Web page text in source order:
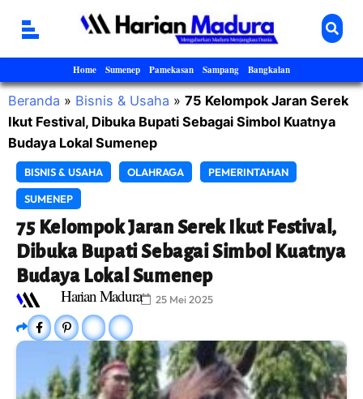
Home Sumenep Pamekasan Sampang Bangkalan
Beranda » Bisnis & Usaha » 75 Kelompok Jaran Serek
Ikut Festival, Dibuka Bupati Sebagai Simbol Kuatnya
Budaya Lokal Sumenep
BISNIS & USAHA OLAHRAGA PEMERINTAHAN
SUMENEP
75 Kelompok Jaran Serek Ikut Festival,
Dibuka Bupati Sebagai Simbol Kuatnya
Budaya Lokal Sumenep
25 Mei 2025
Harian Madura